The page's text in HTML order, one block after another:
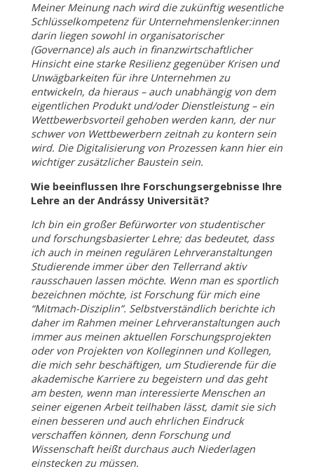
Meiner Meinung nach wird die zukünftig wesentliche
Schlüsselkompetenz für Unternehmenslenker:innen
darin liegen sowohl in organisatorischer
(Governance) als auch in finanzwirtschaftlicher
Hinsicht eine starke Resilienz gegenüber Krisen und
Unwägbarkeiten für ihre Unternehmen zu
entwickeln, da hieraus – auch unabhängig von dem
eigentlichen Produkt und/oder Dienstleistung – ein
Wettbewerbsvorteil gehoben werden kann, der nur
schwer von Wettbewerbern zeitnah zu kontern sein
wird. Die Digitalisierung von Prozessen kann hier ein
wichtiger zusätzlicher Baustein sein.
Wie beeinflussen Ihre Forschungsergebnisse Ihre
Lehre an der Andrássy Universität?
Ich bin ein großer Befürworter von studentischer
und forschungsbasierter Lehre; das bedeutet, dass
ich auch in meinen regulären Lehrveranstaltungen
Studierende immer über den Tellerrand aktiv
rausschauen lassen möchte. Wenn man es sportlich
bezeichnen möchte, ist Forschung für mich eine
“Mitmach-Disziplin”. Selbstverständlich berichte ich
daher im Rahmen meiner Lehrveranstaltungen auch
immer aus meinen aktuellen Forschungsprojekten
oder von Projekten von Kolleginnen und Kollegen,
die mich sehr beschäftigen, um Studierende für die
akademische Karriere zu begeistern und das geht
am besten, wenn man interessierte Menschen an
seiner eigenen Arbeit teilhaben lässt, damit sie sich
einen besseren und auch ehrlichen Eindruck
verschaffen können, denn Forschung und
Wissenschaft heißt durchaus auch Niederlagen
einstecken zu müssen.